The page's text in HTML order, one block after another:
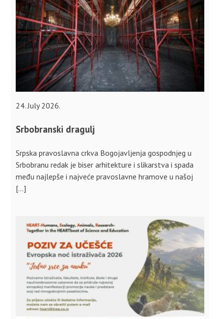
24. July 2026.
Srbobranski dragulj
Srpska pravoslavna crkva Bogojavljenja gospodnjeg u
Srbobranu redak je biser arhitekture i slikarstva i spada
među najlepše i najveće pravoslavne hramove u našoj
[…]